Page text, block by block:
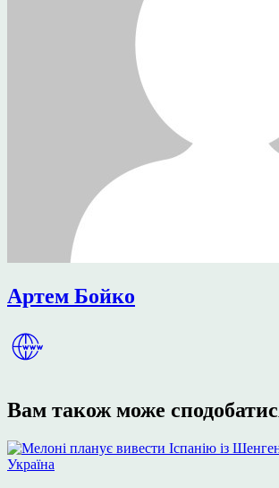
Артем Бойко
Вам також може
Опублікувати
Україна